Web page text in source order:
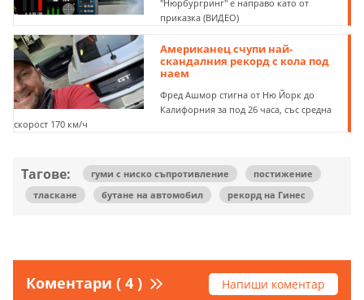
"Нюрбургринг" е направо като от
приказка (ВИДЕО)
Американец счупи най-
скандалния рекорд с кола под
наем
Фред Ашмор стигна от Ню Йорк до
Калифорния за под 26 часа, със средна
скорост 170 км/ч
Тагове: гуми с ниско съпротивление
постижение
тласкане
бутане на автомобил рекорд на Гинес
Коментари ( 4 ) Напиши коментар